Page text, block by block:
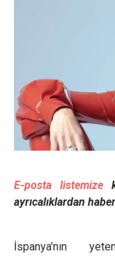
E-posta listemize
ayrıcalıklardan
İspanya'nın